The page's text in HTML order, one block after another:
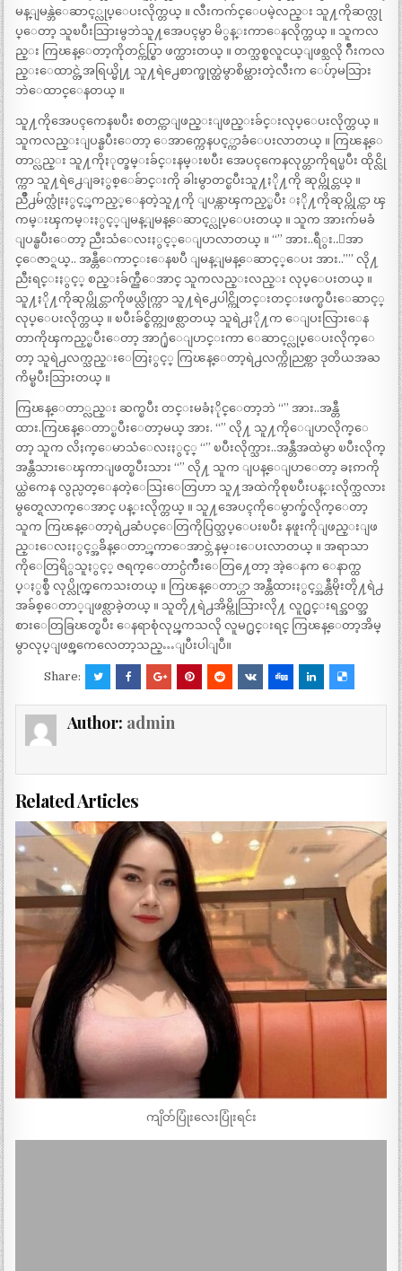
မန္ျမန္ဘဲေဆာင့္လုပ္ေပးလိုက္တယ္ ။ လီးကက်င္ေပမဲ့လည္း သူ႔ကိုဆက္လု
ပ္ေတာ့ သူၿပီးသြားမွဘဲသူ႔အေပၚမွာ မိွန္းကာေနလိုက္တယ္ ။ သူကလ
ည္း ကြၽန္ေတာ့ကိုတင္က်ပ္စြာ ဖက္ထားတယ္ ။ တက္သစ္စလူငယ္ျဖစ္သလို ဂ်ိဳးကလ
ည္းေထာင္တဲ့အရြယ္မို႔ သူ႔ရဲ႕ေစာက္ဖုတ္ထဲမွာစိမ္ထားတဲ့လီးက ေပ်ာ့မသြား
ဘဲေထာင္ေနတယ္ ။
သူ႔ကိုအေပၚကေနၿပီး စတင္ကာျဖည္းျဖည္းခ်င္းလုပ္ေပးလိုက္တယ္ ။
သူကလည္းျပန္ၿပီးေတာ့ ေအာက္ကေနပင့္ကာခံေပးလာတယ္ ။ ကြၽန္ေ
တာ္လည္း သူ႔ကိုႏုတ္ခမ္းခ်င္းနမ္းၿပီး အေပၚကေနလုပ္တာကိုရပ္ၿပီး ထိုင္လို
က္ကာ သူ႔ရဲ႕ေျခႏွစ္ေခ်ာင္းကို ခါးမွာတင္ၿပီးသူ႔ႏို႔ကို ဆုပ္ကိုင္တယ္ ။
ညိဳ႕မ်က္လုံးႏွင့္ၾကည့္ေနတဲ့သူ႔ကို ျပန္ကာၾကည့္ၿပီး ႏို႔ကိုဆုပ္ကိုင္ကာ ၾ
ကမ္းၾကမ္းႏွင့္ျမန္ျမန္ေဆာင့္လုပ္ေပးတယ္ ။ သူက အားက်မခံ
ျပန္ၿပီးေတာ့ ညီးသံေလးႏွင့္ေျပာလာတယ္ ။ “” အား..ရီွး..ေအာ
င္ေဇာ္ရယ္.. အန္တီေကာင္းေနၿပီ ျမန္ျမန္ေဆာင့္ေပး အား..”” လို႔
ညီးရင္းႏွင့္ စည္းခ်က္ညီေအာင္ သူကလည္းလည္း လုပ္ေပးတယ္ ။
သူ႔ႏို႔ကိုဆုပ္ကိုင္တာကိုဖယ္လိုက္ကာ သူ႔ရဲ႕ေပါင္ကိုတင္းတင္းဖက္ၿပီးေဆာင့္
လုပ္ေပးလိုက္တယ္ ။ ၿပီးခ်င္စိတ္ကျဖစ္လာတယ္ သူရဲ႕ႏို႔က ေျပးလြားေန
တာကိုၾကည့္ၿပီးေတာ့ အာ႐ုံေျပာင္းကာ ေဆာင့္လုပ္ေပးလိုက္ေ
တာ့ သူရဲ႕လက္သည္းေတြႏွင့္ ကြၽန္ေတာ့ရဲ႕လက္ကိုညစ္ကာ ဒုတိယအႀ
ကိမ္ၿပီးသြားတယ္ ။
ကြၽန္ေတာ္လည္း ဆက္ၿပီး တင္းမခံႏိုင္ေတာ့ဘဲ “” အား..အန္တီ
ထား.ကြၽန္ေတာ္ၿပီးေတာ့မယ္ အား. “” လို႔ သူ႔ကိုေျပာလိုက္ေ
တာ့ သူက လိႈက္ေမာသံေလးႏွင့္ “” ၿပီးလိုက္သား..အန္တီအထဲမွာ ၿပီးလိုက္
အန္တီသားေၾကာျဖတ္ၿပီးသား “” လို႔ သူက ျပန္ေျပာေတာ့ ခႏၵာကို
ယ္ထဲကေန လွည္ပတ္ေနတဲ့ေသြးေတြဟာ သူ႔အထဲကိုစုၿပီးပန္းလိုက္သလား
မွတ္ရေလာက္ေအာင္ ပန္းလိုက္တယ္ ။ သူ႔အေပၚကိုေမွာက္ခ်လိုက္ေတာ့
သူက ကြၽန္ေတာ့ရဲ႕ဆံပင္ေတြကိုပြတ္သပ္ေပးၿပီး နဖူးကိုျဖည္းျဖ
ည္းေလးႏွင့္အခ်ိန္ေတာ္ၾကာေအာင္ဘဲ နမ္းေပးလာတယ္ ။ အရာသာ
ကိုေတြရိွသူႏွင့္ ဇရက္ေတာင္ပံက်ိဳးေတြ႔ေတာ့ အဲ့ေနက ေနာက္ထ
ပ္ႏွစ္ခ်ီ လုပ္လိုက္ၾကေသးတယ္ ။ ကြၽန္ေတာ္ဟာ အန္တီထားႏွင့္အန္တီမိုးတို႔ရဲ႕
အခ်စ္ေတာ္ျဖစ္လာခဲ့တယ္ ။ သူတို႔ရဲ႕အိမ္ကိုသြားလို႔ လူ႐ွင္းရင္အဝတ္အ
စားေတြခြၽတ္ၿပီး ေနရာစုံလုပ္ၾကသလို လူမ႐ွင္းရင္ ကြၽန္ေတာ့အိမ္
မွာလုပ္ျဖစ္ၾကေလေတာ့သည္…ျပီးပါျပီ။
Share:
Author: admin
Related Articles
ကျိတ်ပြုံးလေးပြုံးရင်း